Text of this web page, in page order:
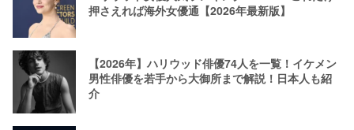
押さえれば海外女優通【2026年最新版】
【2026年】ハリウッド俳優74人を一覧！イケメン
男性俳優を若手から大御所まで解説！日本人も紹
介